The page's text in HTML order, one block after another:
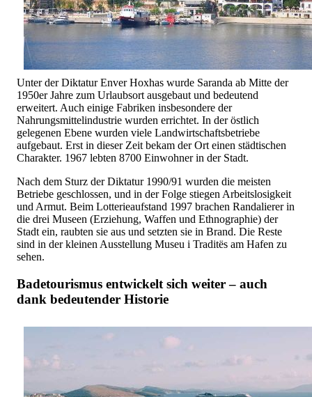
Unter der Diktatur Enver Hoxhas wurde Saranda ab Mitte der
1950er Jahre zum Urlaubsort ausgebaut und bedeutend
erweitert. Auch einige Fabriken insbesondere der
Nahrungsmittelindustrie wurden errichtet. In der östlich
gelegenen Ebene wurden viele Landwirtschaftsbetriebe
aufgebaut. Erst in dieser Zeit bekam der Ort einen städtischen
Charakter. 1967 lebten 8700 Einwohner in der Stadt.
Nach dem Sturz der Diktatur 1990/91 wurden die meisten
Betriebe geschlossen, und in der Folge stiegen Arbeitslosigkeit
und Armut. Beim Lotterieaufstand 1997 brachen Randalierer in
die drei Museen (Erziehung, Waffen und Ethnographie) der
Stadt ein, raubten sie aus und setzten sie in Brand. Die Reste
sind in der kleinen Ausstellung Museu i Traditës am Hafen zu
sehen.
Badetourismus entwickelt sich weiter – auch
dank bedeutender Historie